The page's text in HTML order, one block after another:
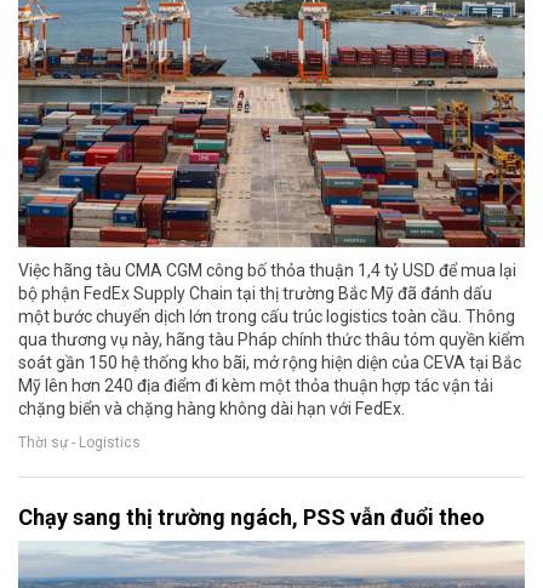
Việc hãng tàu CMA CGM công bố thỏa thuận 1,4 tỷ USD để mua lại
bộ phận FedEx Supply Chain tại thị trường Bắc Mỹ đã đánh dấu
một bước chuyển dịch lớn trong cấu trúc logistics toàn cầu. Thông
qua thương vụ này, hãng tàu Pháp chính thức thâu tóm quyền kiểm
soát gần 150 hệ thống kho bãi, mở rộng hiện diện của CEVA tại Bắc
Mỹ lên hơn 240 địa điểm đi kèm một thỏa thuận hợp tác vận tải
chặng biển và chặng hàng không dài hạn với FedEx.
Thời sự - Logistics
Chạy sang thị trường ngách, PSS vẫn đuổi theo